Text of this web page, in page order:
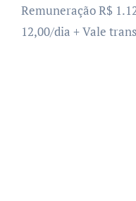
Remuneração R$
12,00/dia + Vale